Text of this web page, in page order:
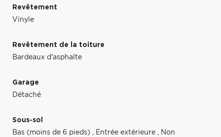
Revêtement
Vinyle
Revêtement de la toiture
Bardeaux d'asphalte
Garage
Détaché
Sous-sol
Bas (moins de 6 pieds) , Entrée extérieure , Non